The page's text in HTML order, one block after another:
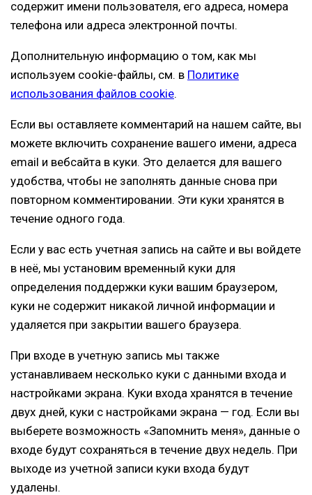
содержит имени пользователя, его адреса, номера
телефона или адреса электронной почты.
Дополнительную информацию о том, как мы
используем cookie-файлы, см. в Политике
использования файлов cookie.
Если вы оставляете комментарий на нашем сайте, вы
можете включить сохранение вашего имени, адреса
email и вебсайта в куки. Это делается для вашего
удобства, чтобы не заполнять данные снова при
повторном комментировании. Эти куки хранятся в
течение одного года.
Если у вас есть учетная запись на сайте и вы войдете
в неё, мы установим временный куки для
определения поддержки куки вашим браузером,
куки не содержит никакой личной информации и
удаляется при закрытии вашего браузера.
При входе в учетную запись мы также
устанавливаем несколько куки с данными входа и
настройками экрана. Куки входа хранятся в течение
двух дней, куки с настройками экрана — год. Если вы
выберете возможность «Запомнить меня», данные о
входе будут сохраняться в течение двух недель. При
выходе из учетной записи куки входа будут
удалены.